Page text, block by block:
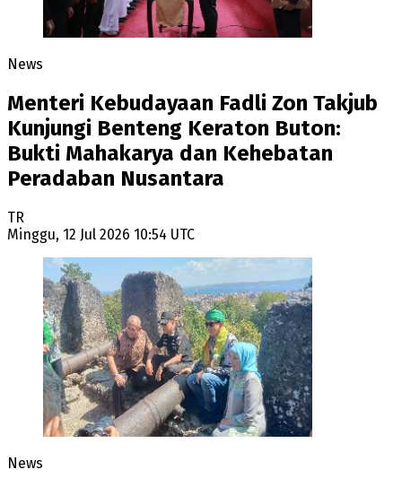
News
Menteri Kebudayaan Fadli Zon Takjub
Kunjungi Benteng Keraton Buton:
Bukti Mahakarya dan Kehebatan
Peradaban Nusantara
TR
Minggu, 12 Jul 2026 10:54 UTC
News